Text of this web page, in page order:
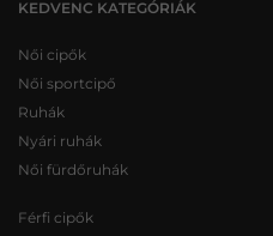
KEDVENC KATEGÓRIÁK
Női cipők
Női sportcipő
Ruhák
Nyári ruhák
Női fürdőruhák
Férfi cipők